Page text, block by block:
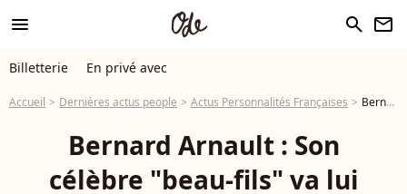
menu search newsletter
Billetterie En privé avec
Accueil Dernières actus people Actus Personnalités Françaises Bernard Arnault : Son célèbre "beau-fils" va lui faire de la concurrence dans un secteur populaire
Bernard Arnault : Son
célèbre "beau-fils" va lui